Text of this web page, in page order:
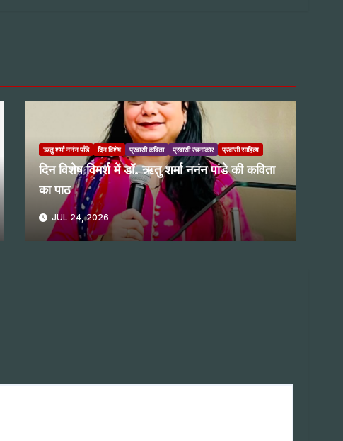
ऋतु शर्मा ननंन पाँडे दिन विशेष प्रवासी कविता प्रवासी रचनाकार प्रवासी साहित्य
दिन विशेष विमर्श में डॉ. ऋतु शर्मा ननंन पांडे की कविता
का पाठ
JUL 24, 2026